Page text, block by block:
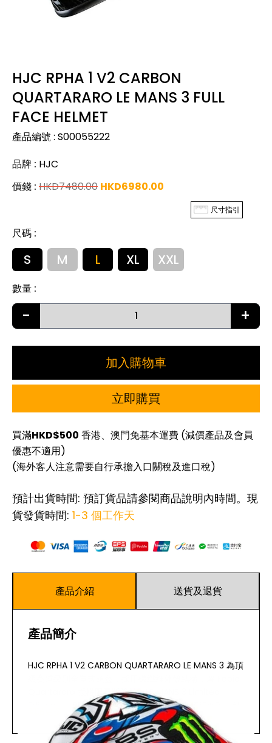
HJC RPHA 1 V2 CARBON
QUARTARARO LE MANS 3 FULL
FACE HELMET
產品編號: S00055222
品牌 : HJC
價錢 : HKD7480.00 HKD6980.00
尺寸指引
數量 :
- +
尺碼 :
S M L XL XXL
加入購物車
立即購買
買滿HKD$500 香港、澳門免基本運費 (減價產品及會員
優惠不適用)
(海外客人注意需要自行承擔入口關稅及進口稅)
預計出貨時間: 預訂貨品請參閱商品說明內時間。現
貨發貨時間: 1-3 個工作天
產品介紹 送貨及退貨
產品簡介
HJC RPHA 1 V2 CARBON QUARTARARO LE MANS 3 為頂
Quartararo 授權限量版塗裝（LE MANS 3 Limited
Edition）。RPHA 1 V2 系列專為公路及賽道騎行而設，結
合輕量化外殼與空氣力學設計，為追求極致性能的騎士帶
來卓越保護與佩戴體驗。